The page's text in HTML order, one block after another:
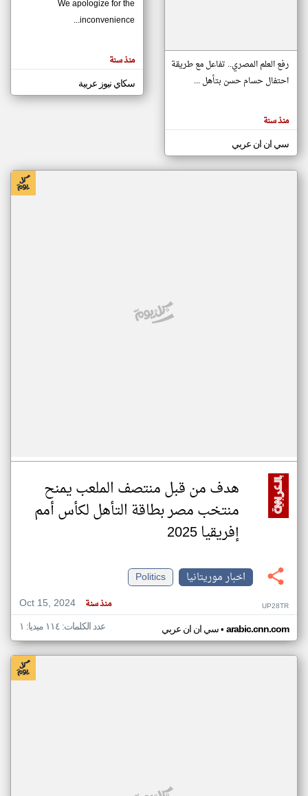
مصادر الأخبار من موريتانيا
اخبار موريتانيا على مدار الساعة
أهم اخبار موريتانيا العاجلة والمباشرة
المقالات
الموجوده
هنا عن
رفع العلم المصري.. تفاعل مع طريقة
احتفال حسام حسن بتأهل ...
منذ سنة
سي ان ان عربي
We apologize for the
inconvenience...
منذ سنة
سكاي نيوز عربية
هدف من قبل منتصف الملعب يمنح
منتخب مصر بطاقة التأهل لكأس أمم
إفريقيا 2025
اخبار موريتانيا
Politics
Oct 15, 2024
منذ سنة UP28TR
سي ان ان عربي• arabic.cnn.com عدد الكلمات: ١١٤ ميديا: ١
klyoum.com